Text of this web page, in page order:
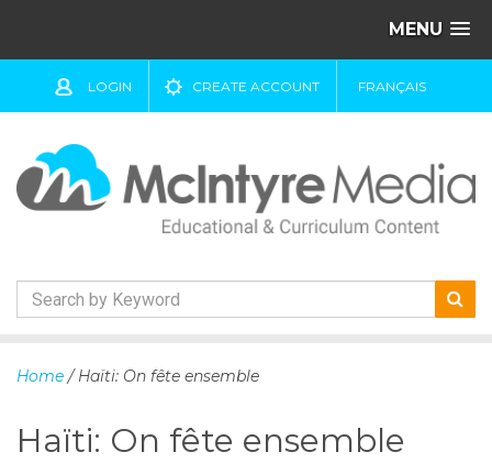
MENU
LOGIN CREATE ACCOUNT FRANÇAIS
kHome / Haïti: On fête ensemble
Haïti: On fête ensemble